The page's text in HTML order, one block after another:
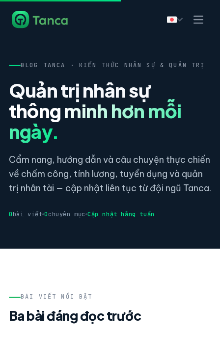
BLOG TANCA · KIẾN THỨC NHÂN SỰ & QUẢN TRỊ
Quản trị nhân sự
thông minh hơn mỗi
ngày.
Cẩm nang, hướng dẫn và câu chuyện thực chiến
về chấm công, tính lương, tuyển dụng và quản
trị nhân tài — cập nhật liên tục từ đội ngũ Tanca.
0bài viết 0chuyên mục Cập nhật hằng tuần
BÀI VIẾT NỔI BẬT
Ba bài đáng đọc trước